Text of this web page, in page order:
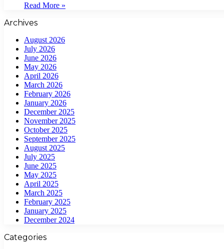
Read More »
Archives
August 2026
July 2026
June 2026
May 2026
April 2026
March 2026
February 2026
January 2026
December 2025
November 2025
October 2025
September 2025
August 2025
July 2025
June 2025
May 2025
April 2025
March 2025
February 2025
January 2025
December 2024
Categories